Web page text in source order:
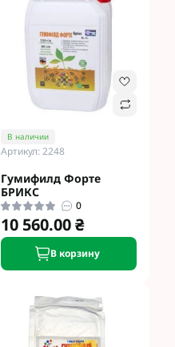
В наличии
Артикул: 2248
Гумифилд Форте
БРИКС
0
10 560.00 ₴
В корзину